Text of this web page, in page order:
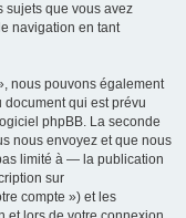
sujets que vous avez
navigation en tant
nous pouvons également
qui est prévu
phpBB. La seconde
nous envoyez et que nous
limité à — la publication
sur
compte ») et les